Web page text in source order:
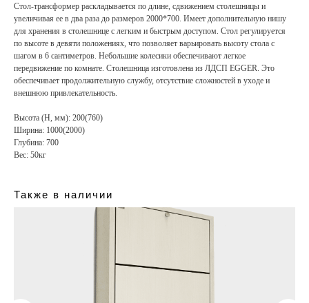
Стол-трансформер раскладывается по длине, сдвижением столешницы и
увеличивая ее в два раза до размеров 2000*700. Имеет дополнительную нишу
для хранения в столешнице с легким и быстрым доступом. Стол регулируется
по высоте в девяти положениях, что позволяет варьировать высоту стола с
шагом в 6 сантиметров. Небольшие колесики обеспечивают легкое
передвижение по комнате. Столешница изготовлена из ЛДСП EGGER. Это
обеспечивает продолжительную службу, отсутствие сложностей в уходе и
внешнюю привлекательность.
Высота (H, мм): 200(760)
Ширина: 1000(2000)
Глубина: 700
Вес: 50кг
Также в наличии